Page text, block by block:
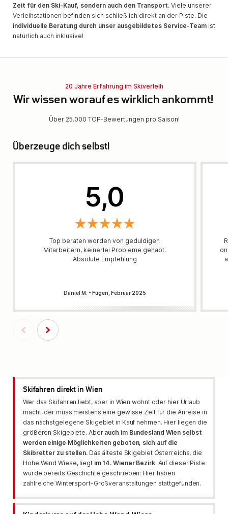
Zeit für den Ski-Kauf, sondern auch den Transport. Viele unserer
Verleihstationen befinden sich schließlich direkt an der Piste. Die
individuelle Beratung durch unser ausgebildetes Service-Team ist
natürlich auch inklusive!
20 Jahre Erfahrung im Skiverleih
Wir wissen worauf es wirklich ankommt!
Über 25.000 TOP-Bewertungen pro Saison!
Überzeuge dich selbst!
5,0
Top beraten worden von geduldigen
Mitarbeitern, keinerlei Probleme gehabt.
Absolute Empfehlung
Daniel M. - Fügen, Februar 2025
Skifahren direkt in Wien
Wer das Skifahren liebt, aber in Wien wohnt oder hier Urlaub
macht, der muss meistens eine gewisse Zeit für die Anreise in
das nächstgelegene Skigebiet in Kauf nehmen. Hier liegen die
größeren Skigebiete. Aber auch im Bundesland Wien selbst
werden einige Möglichkeiten geboten, sich auf die
Skibretter zu stellen.Das älteste Skigebiet Österreichs, die
Hohe Wand Wiese, liegt im 14. Wiener Bezirk. Auf dieser Piste
wurde bereits Geschichte geschrieben: Hier haben
zahlreiche Wintersport-Großveranstaltungen stattgefunden.